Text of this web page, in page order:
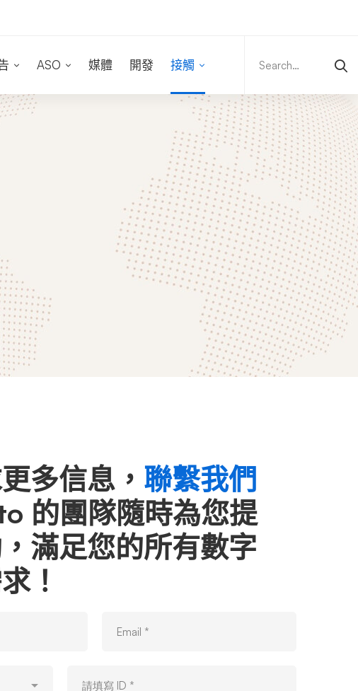
ASO 媒體 開發 接觸
for:
多信息， 聯繫我們
的團隊隨時為您提
滿足您的所有數字
！